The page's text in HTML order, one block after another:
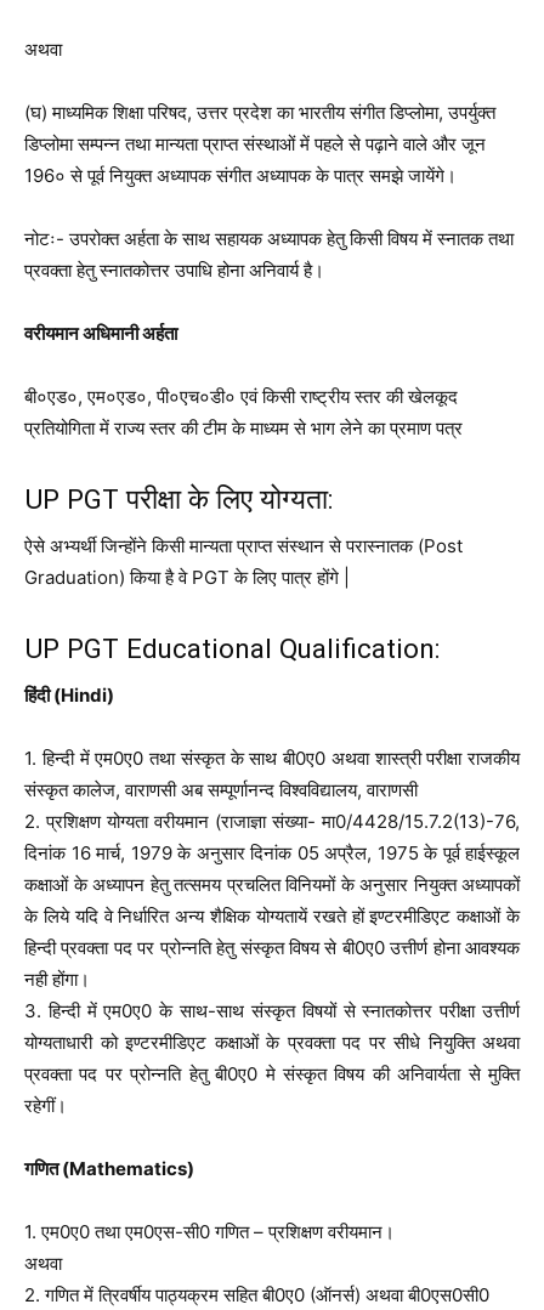
अथवा
(घ) माध्यमिक शिक्षा परिषद, उत्तर प्रदेश का भारतीय संगीत डिप्लोमा, उपर्युक्त
डिप्लोमा सम्पन्न तथा मान्यता प्राप्त संस्थाओं में पहले से पढ़ाने वाले और जून
196० से पूर्व नियुक्त अध्यापक संगीत अध्यापक के पात्र समझे जायेंगे।
नोटः- उपरोक्त अर्हता के साथ सहायक अध्यापक हेतु किसी विषय में स्नातक तथा
प्रवक्ता हेतु स्नातकोत्तर उपाधि होना अनिवार्य है।
वरीयमान अधिमानी अर्हता
बी०एड०, एम०एड०, पी०एच०डी० एवं किसी राष्ट्रीय स्तर की खेलकूद
प्रतियोगिता में राज्य स्तर की टीम के माध्यम से भाग लेने का प्रमाण पत्र
UP PGT परीक्षा के लिए योग्यता:
ऐसे अभ्यर्थी जिन्होंने किसी मान्यता प्राप्त संस्थान से परास्नातक (Post
Graduation) किया है वे PGT के लिए पात्र होंगे |
UP PGT Educational Qualification:
हिंदी (Hindi)
1. हिन्दी में एम0ए0 तथा संस्कृत के साथ बी0ए0 अथवा शास्त्री परीक्षा राजकीय
संस्कृत कालेज, वाराणसी अब सम्पूर्णानन्द विश्वविद्यालय, वाराणसी
2. प्रशिक्षण योग्यता वरीयमान (राजाज्ञा संख्या- मा0/4428/15.7.2(13)-76,
दिनांक 16 मार्च, 1979 के अनुसार दिनांक 05 अप्रैल, 1975 के पूर्व हाईस्कूल
कक्षाओं के अध्यापन हेतु तत्समय प्रचलित विनियमों के अनुसार नियुक्त अध्यापकों
के लिये यदि वे निर्धारित अन्य शैक्षिक योग्यतायें रखते हों इण्टरमीडिएट कक्षाओं के
हिन्दी प्रवक्ता पद पर प्रोन्नति हेतु संस्कृत विषय से बी0ए0 उत्तीर्ण होना आवश्यक
नही होंगा।
3. हिन्दी में एम0ए0 के साथ-साथ संस्कृत विषयों से स्नातकोत्तर परीक्षा उत्तीर्ण
योग्यताधारी को इण्टरमीडिएट कक्षाओं के प्रवक्ता पद पर सीधे नियुक्ति अथवा
प्रवक्ता पद पर प्रोन्नति हेतु बी0ए0 मे संस्कृत विषय की अनिवार्यता से मुक्ति
रहेगीं।
गणित (Mathematics)
1. एम0ए0 तथा एम0एस-सी0 गणित – प्रशिक्षण वरीयमान।
अथवा
2. गणित में त्रिवर्षीय पाठ्यक्रम सहित बी0ए0 (ऑनर्स) अथवा बी0एस0सी0